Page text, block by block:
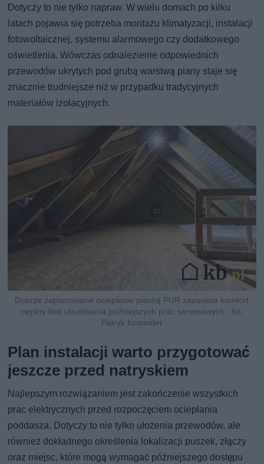
Dotyczy to nie tylko napraw. W wielu domach po kilku
latach pojawia się potrzeba montażu klimatyzacji, instalacji
fotowoltaicznej, systemu alarmowego czy dodatkowego
oświetlenia. Wówczas odnalezienie odpowiednich
przewodów ukrytych pod grubą warstwą piany staje się
znacznie trudniejsze niż w przypadku tradycyjnych
materiałów izolacyjnych.
Dobrze zaplanowane ocieplenie pianką PUR zapewnia komfort
cieplny bez utrudniania późniejszych prac serwisowych., fot.
Patryk Kosmider
Plan instalacji warto przygotować
jeszcze przed natryskiem
Najlepszym rozwiązaniem jest zakończenie wszystkich
prac elektrycznych przed rozpoczęciem ocieplania
poddasza. Dotyczy to nie tylko ułożenia przewodów, ale
również dokładnego określenia lokalizacji puszek, złączy
oraz miejsc, które mogą wymagać późniejszego dostępu